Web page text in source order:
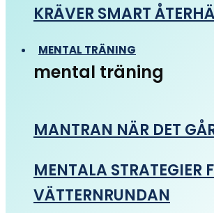
KRÄVER SMART
MENTAL TRÄNING
mental träning
MANTRAN NÄR DET
MENTALA STRATEGIER
VÄTTERNRUNDAN